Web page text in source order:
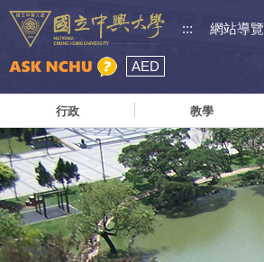
::: 網站導覽
AED
行政 教學